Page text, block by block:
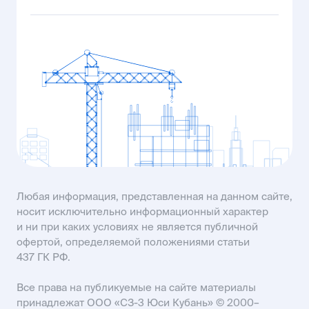
MAIL61@USIMAIL.RU
ул. Промышленная, 23
KISLOVODSK@USIMAIL.RU
пр-кт Строителей, 93А
SALES61@USIMAIL.RU
Любая информация, представленная на данном сайте,
носит исключительно информационный характер
и ни при каких условиях не является публичной
офертой, определяемой положениями статьи
437 ГК РФ.
Все права на публикуемые на сайте материалы
принадлежат ООО «СЗ-3 Юси Кубань» © 2000–